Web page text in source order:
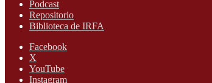
Podcast
Repositorio
Biblioteca de IRFA
Facebook
X
YouTube
Instagram